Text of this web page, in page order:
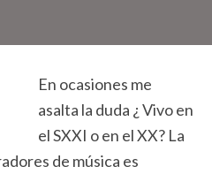
En ocasiones me
asalta la duda ¿ Vivo en
el SXXI o en el XX? La
de música es